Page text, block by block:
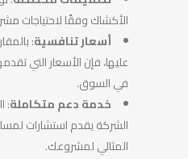
الأكشاك وفقًا لاحتياجات
أسعار تنافسية:
عليها، فإن الأسعار التي
في السوق.
خدمة دعم متكاملة:
الشركة يقدم استشارات
المثالي لمشروعك.